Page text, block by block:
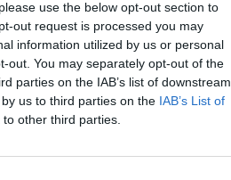
use the below opt-out section to
out request is processed you may
information utilized by us or personal
out. You may separately opt-out of the
parties on the IAB’s list of downstream
us to third parties on the IAB’s List of
other third parties.
pierwszy raz do
krwotoczne
wizytę i doktor
krwawie ) . Nie
że tej krwi
że tak